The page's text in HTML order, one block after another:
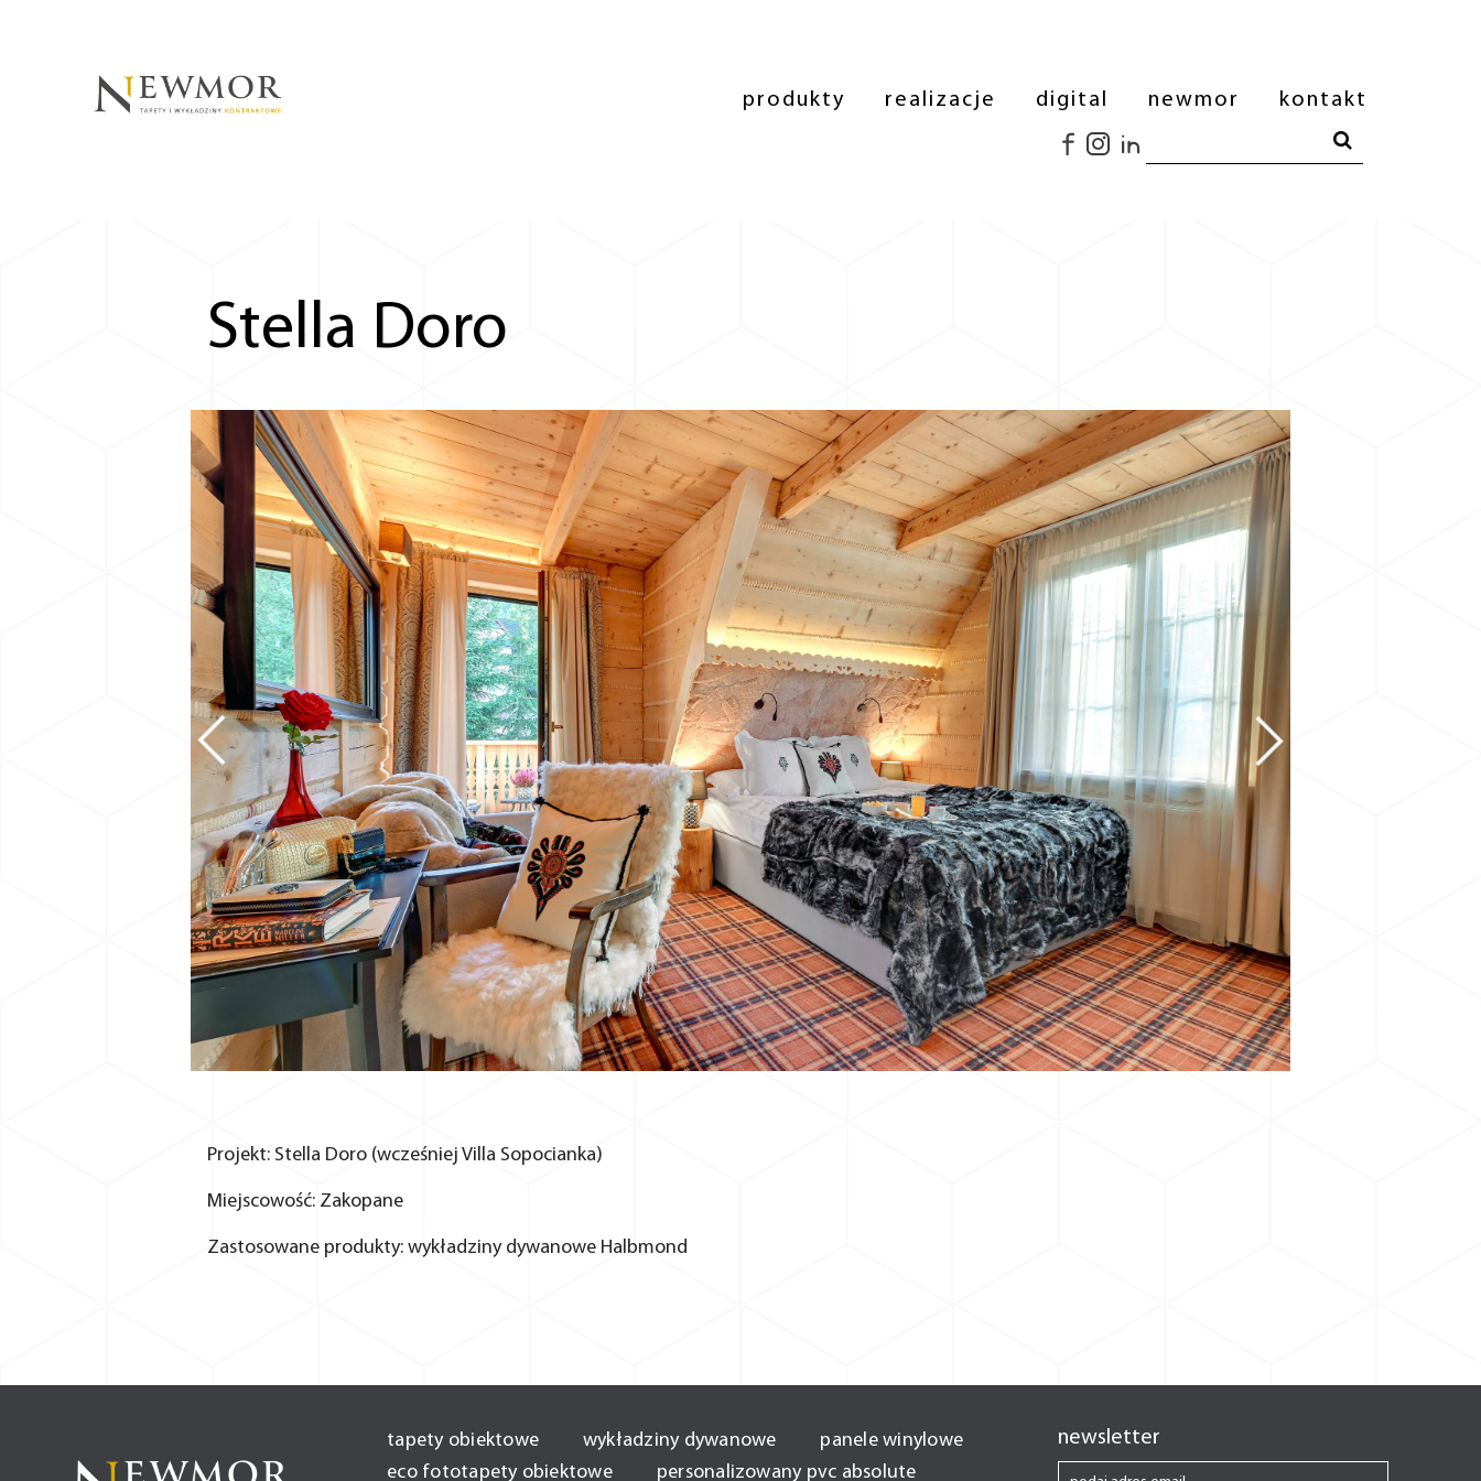
produkty realizacje digital newmor kontakt
Stella Doro
Projekt: Stella Doro (wcześniej Villa Sopocianka)
Miejscowość: Zakopane
Zastosowane produkty: wykładziny dywanowe Halbmond
tapety obiektowe wykładziny dywanowe
panele winylowe
eco fototapety obiektowe
personalizowany pvc absolute
newsletter